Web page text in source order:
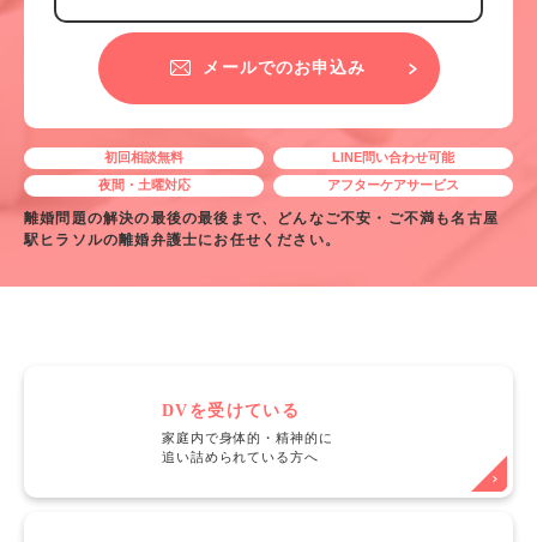
メールでのお申込み
初回相談無料
LINE問い合わせ可能
夜間・土曜対応
アフターケアサービス
離婚問題の解決の最後の最後まで、どんなご不安・ご不満も名古屋
駅ヒラソルの離婚弁護士にお任せください。
DVを受けている
家庭内で身体的・精神的に
追い詰められている方へ